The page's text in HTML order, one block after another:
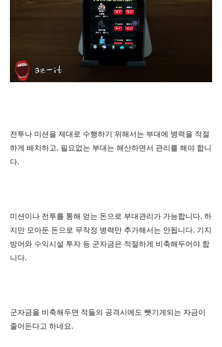
전투나 미션을 제대로 수행하기 위해서는 부대에 병력을 적절
하게 배치하고, 필요없는 부대는 해산하면서 관리를 해야 합니
다.
미션이나 전투를 통해 얻는 돈으로 부대관리가 가능합니다. 하
지만 모아둔 돈으로 무작정 병력만 추가해서는 안됩니다. 기지
방어와 수익시설 투자 등 군자금은 적절하게 비축해두어야 합
니다.
군자금을 비축해두면 적들의 공격시에도 뺏기게되는 자금이
줄어든다고 하네요.